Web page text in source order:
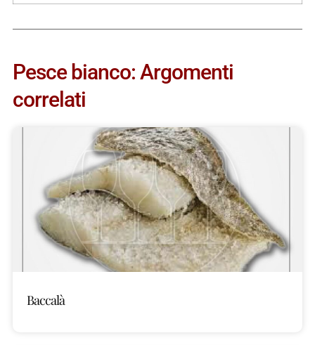
Pesce bianco: Argomenti
correlati
Baccalà